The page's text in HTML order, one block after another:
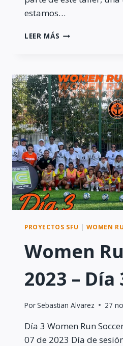
estamos…
LEER MÁS WOMEN
–
DÍA
4
PROYECTOS SFU | WOMEN
Women
2023 – Día
PorSebastian Alvarez 27
Día 3 Women Run
07 de 2023 Día de